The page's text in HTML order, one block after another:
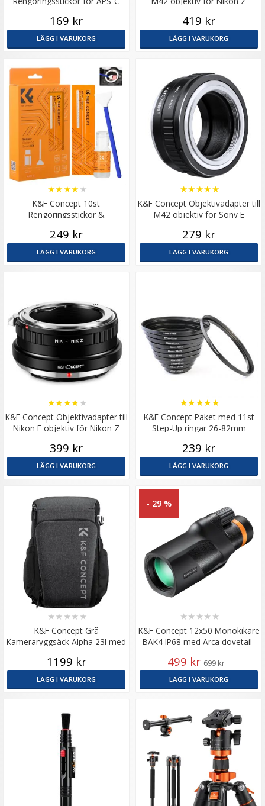
169 kr
LÄGG I VARUKORG
419 kr
LÄGG I VARUKORG
K&F Concept 10st
Rengöringsstickor &
bildsensor
★★★★ ★
249 kr
LÄGG I VARUKORG
K&F Concept Objektivadapter till
M42 objektiv för Sony E
★★★★★
279 kr
LÄGG I VARUKORG
K&F Concept Objektivadapter till
Nikon F objektiv för Nikon Z
★★★★ ★
399 kr
LÄGG I VARUKORG
K&F Concept Paket med 11st
Step-Up ringar 26-82mm
★★★★★
239 kr
LÄGG I VARUKORG
K&F Concept Grå
Kameraryggsäck Alpha 23l med
★★ ★★ ★
1199 kr
LÄGG I VARUKORG
- 29 %
K&F Concept 12x50 Monokikare
BAK4 IP68 med Arca dovetail-
★★ ★★ ★
499 kr 699 kr
LÄGG I VARUKORG